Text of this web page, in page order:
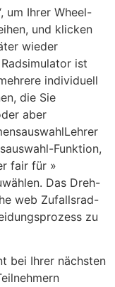
um Ihrer Wheel-
und klicken
wieder
ist
individuell
die Sie
aber
Funktion,
fair für »
Das Dreh-
web Zufallsrad-
zu
bei Ihrer nächsten